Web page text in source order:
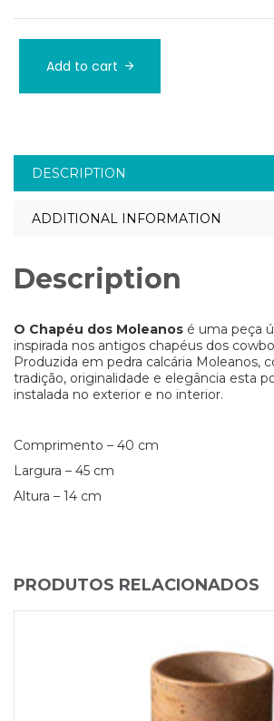
Add to cart
DESCRIPTION
ADDITIONAL INFORMATION
Description
O Chapéu dos Moleanos é uma peça
inspirada nos antigos chapéus dos
Produzida em pedra calcária Moleanos,
tradição, originalidade e elegância esta
instalada no exterior e no interior.
Comprimento – 40 cm
Largura – 45 cm
Altura – 14 cm
PRODUTOS RELACIONADOS